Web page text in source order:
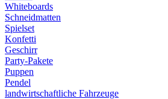
Whiteboards
Schneidmatten
Spielset
Konfetti
Geschirr
Party-Pakete
Puppen
Pendel
landwirtschaftliche Fahrzeuge